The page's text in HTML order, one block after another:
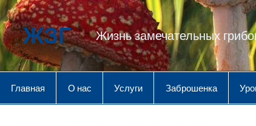
Перейти
к
содержимому
ЖЗГ Жизнь замечательных
Главная О нас Услуги Заброшенка